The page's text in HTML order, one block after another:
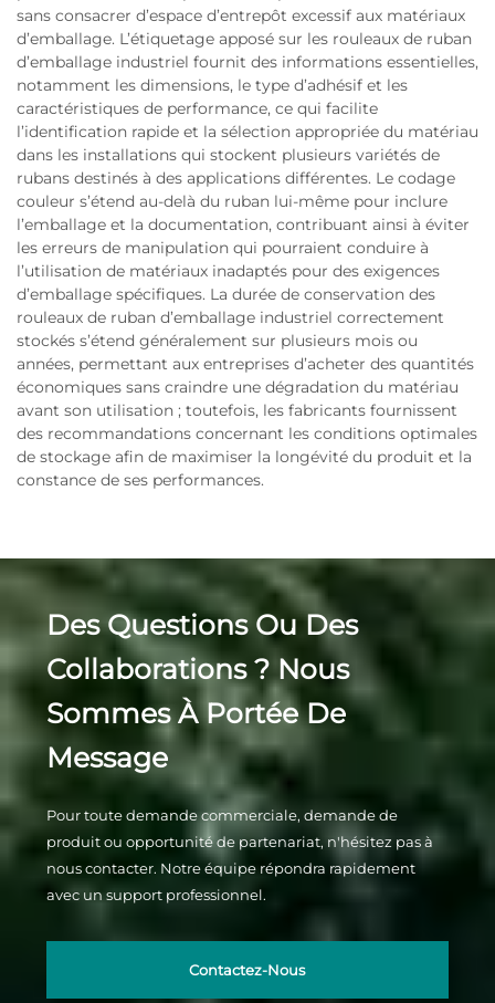
sans consacrer d’espace d’entrepôt excessif aux matériaux
d’emballage. L’étiquetage apposé sur les rouleaux de ruban
d’emballage industriel fournit des informations essentielles,
notamment les dimensions, le type d’adhésif et les
caractéristiques de performance, ce qui facilite
l’identification rapide et la sélection appropriée du matériau
dans les installations qui stockent plusieurs variétés de
rubans destinés à des applications différentes. Le codage
couleur s’étend au-delà du ruban lui-même pour inclure
l’emballage et la documentation, contribuant ainsi à éviter
les erreurs de manipulation qui pourraient conduire à
l’utilisation de matériaux inadaptés pour des exigences
d’emballage spécifiques. La durée de conservation des
rouleaux de ruban d’emballage industriel correctement
stockés s’étend généralement sur plusieurs mois ou
années, permettant aux entreprises d’acheter des quantités
économiques sans craindre une dégradation du matériau
avant son utilisation ; toutefois, les fabricants fournissent
des recommandations concernant les conditions optimales
de stockage afin de maximiser la longévité du produit et la
constance de ses performances.
Des Questions Ou Des
Collaborations ? Nous
Sommes À Portée De
Message
Pour toute demande commerciale, demande de
produit ou opportunité de partenariat, n'hésitez pas à
nous contacter. Notre équipe répondra rapidement
avec un support professionnel.
Contactez-Nous